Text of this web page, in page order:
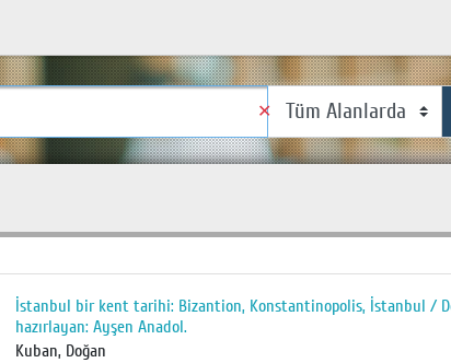
✕
İstanbul bir kent tarihi: Bizantion, Konstantinopolis, İstanbul /
hazırlayan: Ayşen Anadol.
Kuban, Doğan